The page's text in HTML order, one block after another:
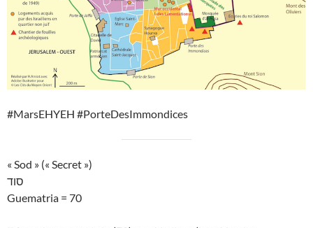
#MarsEHYEH #PorteDesImmondices
« Sod » (« Secret »)
סוד
Guematria = 70